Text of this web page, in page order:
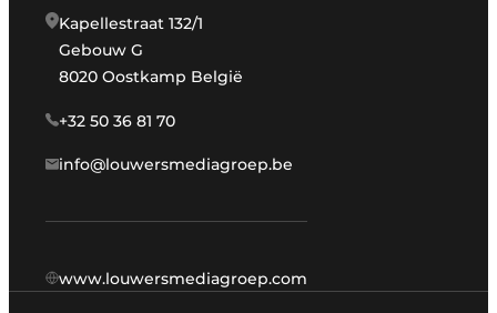
Kapellestraat 132/1
Gebouw G
8020 Oostkamp België
+32 50 36 81 70
info@louwersmediagroep.be
www.louwersmediagroep.com